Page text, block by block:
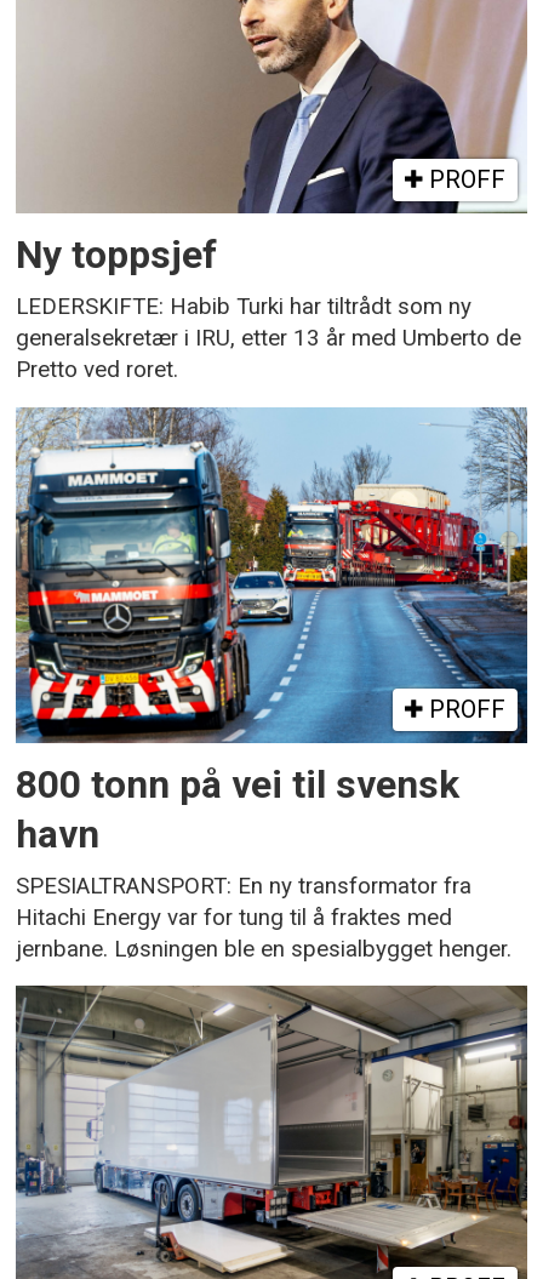
PROFF
Ny toppsjef
LEDERSKIFTE: Habib Turki har tiltrådt som ny
generalsekretær i IRU, etter 13 år med Umberto de
Pretto ved roret.
PROFF
800 tonn på vei til svensk
havn
SPESIALTRANSPORT: En ny transformator fra
Hitachi Energy var for tung til å fraktes med
jernbane. Løsningen ble en spesialbygget henger.